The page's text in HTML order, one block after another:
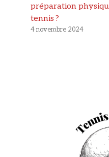
préparation
tennis ?
4 novembre 2024